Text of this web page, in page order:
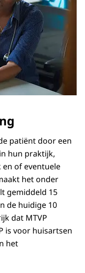
patiënt door een
hun praktijk,
of eventuele
het onder
gemiddeld 15
de huidige 10
dat MTVP
is voor huisartsen
het